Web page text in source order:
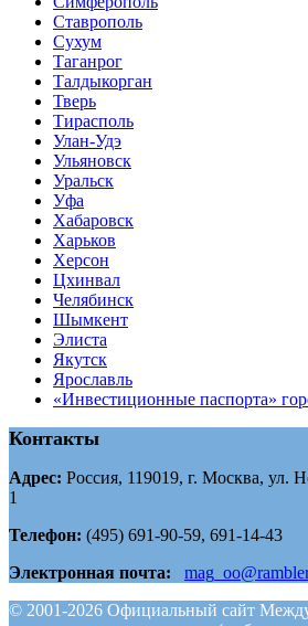
Ставрополь
Сухум
Таганрог
Tалдыкорган
Тверь
Тирасполь
Улан-Удэ
Ульяновск
Уральск
Уфа
Хабаровск
Харьков
Херсон
Цхинвал
Челябинск
Шымкент
Элиста
Якутск
Ярославль
«Инвестиционные паспорта»
Контакты
Адрес: Россия, 119019, г. Москва, ул.
1
Телефон: (495) 691-90-59, 691-14-43
Электронная почта:
© 2001-2026 Официальный сайт